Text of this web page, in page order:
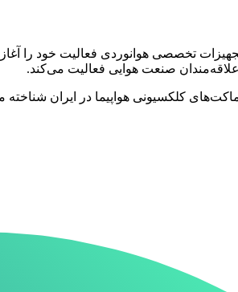
تأمین محصولات و تجهیزات تخصصی هوانوردی
صنعت هوایی فعالیت می‌کند.
کلکسیونی هواپیما در ایران